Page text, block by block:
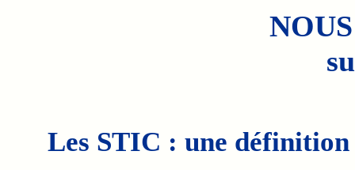
Les STIC : une définition